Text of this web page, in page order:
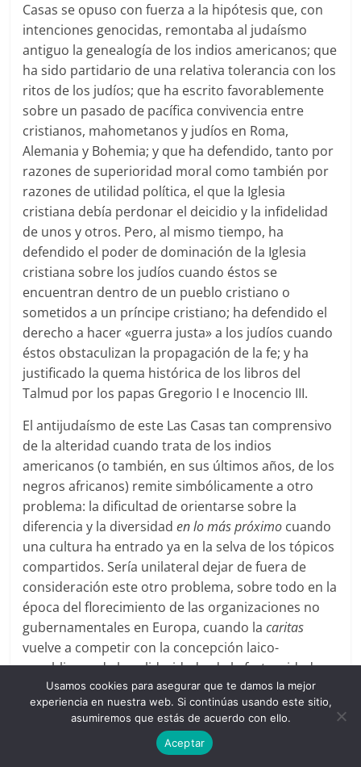
Casas se opuso con fuerza a la hipótesis que, con
intenciones genocidas, remontaba al judaísmo
antiguo la genealogía de los indios americanos; que
ha sido partidario de una relativa tolerancia con los
ritos de los judíos; que ha escrito favorablemente
sobre un pasado de pacífica convivencia entre
cristianos, mahometanos y judíos en Roma,
Alemania y Bohemia; y que ha defendido, tanto por
razones de superioridad moral como también por
razones de utilidad política, el que la Iglesia
cristiana debía perdonar el deicidio y la infidelidad
de unos y otros. Pero, al mismo tiempo, ha
defendido el poder de dominación de la Iglesia
cristiana sobre los judíos cuando éstos se
encuentran dentro de un pueblo cristiano o
sometidos a un príncipe cristiano; ha defendido el
derecho a hacer «guerra justa» a los judíos cuando
éstos obstaculizan la propagación de la fe; y ha
justificado la quema histórica de los libros del
Talmud por los papas Gregorio I e Inocencio III.
El antijudaísmo de este Las Casas tan comprensivo
de la alteridad cuando trata de los indios
americanos (o también, en sus últimos años, de los
negros africanos) remite simbólicamente a otro
problema: la dificultad de orientarse sobre la
diferencia y la diversidaden lo más próximo cuando
una cultura ha entrado ya en la selva de los tópicos
compartidos. Sería unilateral dejar de fuera de
consideración este otro problema, sobre todo en la
época del florecimiento de las organizaciones no
gubernamentales en Europa, cuando lacaritas
vuelve a competir con la concepción laico-
republicana de la solidaridad y de la fraternidad.
13. Siguiendo esta consideración crítica de las
insuficiencias del punto de vista lascasiano
concluiré argumentando aquí (como forma de
superación de la limitación antijudaica del
Usamos cookies para asegurar que te damos la mejor
experiencia en nuestra web. Si continúas usando este sitio,
asumiremos que estás de acuerdo con ello.
Aceptar